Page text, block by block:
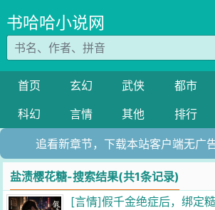
书哈哈小说网
首页 玄幻 武侠 都市
科幻
言情 其他 排行
追看新章节，下载本站客户端无广
盐渍樱花糖-搜索结果(共1条记录)
[言情]假千金绝症后，绑定